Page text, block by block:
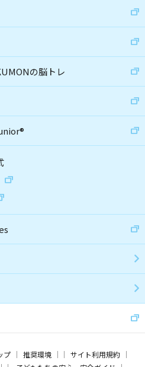
の脳トレ
®
プ 推奨環境
サイト利用規約